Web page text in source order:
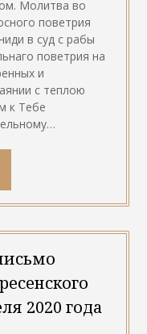
Молитва во
поветрия
в суд с рабы
поветрия на
и
с теплою
к Тебе
2020 года